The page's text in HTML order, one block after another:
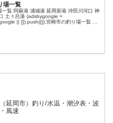
場一覧
一覧 阿蘇港 浦城港 延岡新港 沖田川河口 神
土々呂港 (adsbygoogle =
|| []).push({});宮崎市の釣り場一覧 み
延岡市）釣り/水温・潮汐表・波
風速